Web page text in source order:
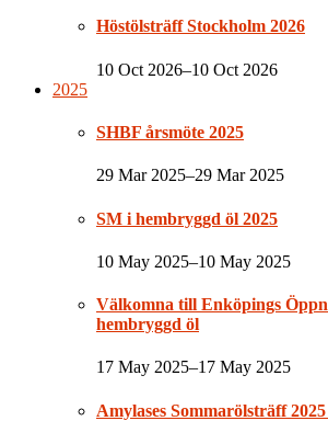
Höstölsträff Stockholm 2026
10 Oct 2026–10 Oct 2026
2025
SHBF årsmöte 2025
29 Mar 2025–29 Mar 2025
SM i hembryggd öl 2025
10 May 2025–10 May 2025
Välkomna till Enköpings
hembryggd öl
17 May 2025–17 May 2025
Amylases Sommarölsträff